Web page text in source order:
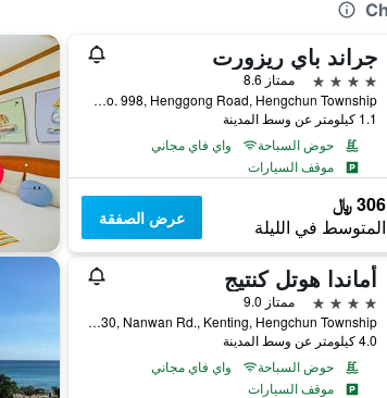
جراند باي ريزورت
4 نجوم
ممتاز 8.6
No. 998, Henggong Road, Hengchun Township, تايوان
1.1 كيلومتر عن وسط المدينة
حوض السباحة
واي فاي مجاني
موقف السيارات
306 ﷼
المتوسط في الليلة عرض الصفقة
أماندا هوتل كنتيج
4 نجوم
ممتاز 9.0
No.330, Nanwan Rd., Kenting, Hengchun Township, تايوان
4.0 كيلومتر عن وسط المدينة
حوض السباحة
واي فاي مجاني
موقف السيارات